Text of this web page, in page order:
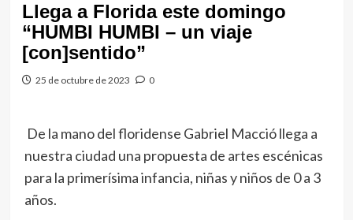
Llega a Florida este domingo
“HUMBI HUMBI – un viaje
[con]sentido”
25 de octubre de 2023 0
De la mano del floridense Gabriel Macció llega a
nuestra ciudad una propuesta de artes escénicas
para la primerísima infancia, niñas y niños de 0 a 3
años.